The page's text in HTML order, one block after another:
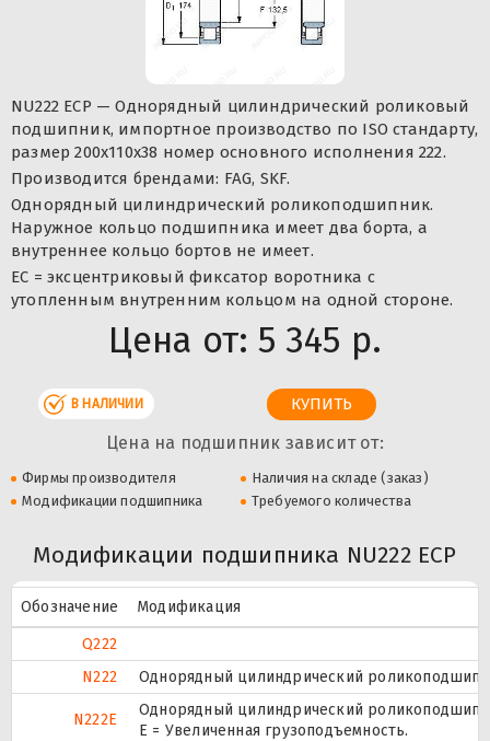
NU222 ECP — Однорядный цилиндрический роликовый
подшипник, импортное производство по ISO стандарту,
размер 200x110x38 номер основного исполнения 222.
Производится брендами: FAG, SKF.
Однорядный цилиндрический роликоподшипник.
Наружное кольцо подшипника имеет два борта, а
внутреннее кольцо бортов не имеет.
ЕС = эксцентриковый фиксатор воротника с
утопленным внутренним кольцом на одной стороне.
Цена от: 5 345 р.
В НАЛИЧИИ
Цена на подшипник зависит от:
Фирмы производителя
Наличия на складе (заказ)
Модификации подшипника
Требуемого количества
Модификации подшипника NU222 ECP
Обозначение
Модификация
Q222
N222
Однорядный цилиндрический
N222E
Однорядный цилиндрический
Е = Увеличенная грузоподъемность.